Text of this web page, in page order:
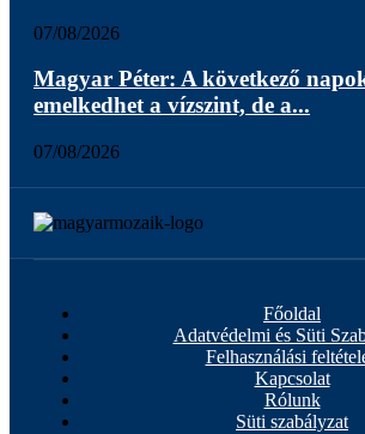
07/08/2026
Magyar Péter: A következő
emelkedhet a vízszint, de a...
07/08/2026
Főoldal
Adatvédelmi és Süti
Felhasználási
Kapcsolat
Rólunk
Süti szabályzat